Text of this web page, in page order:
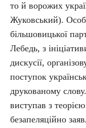
то й ворожих
Жуковський).
більшовицької
Лебедь, з
дискусії,
поступок
друкованому
виступав з
безапеляційно